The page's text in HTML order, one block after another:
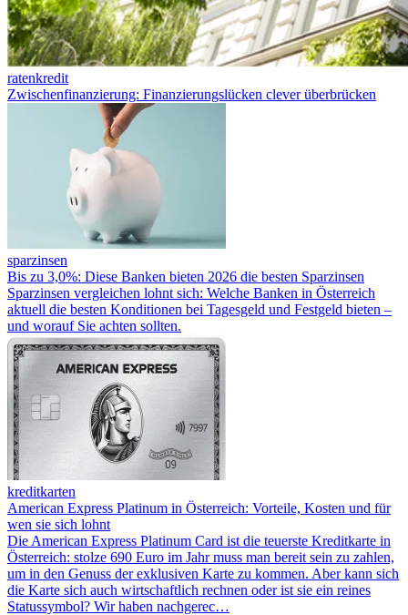
ratenkredit
Zwischenfinanzierung: Finanzierungslücken clever überbrücken
sparzinsen
Bis zu 3,0%: Diese Banken bieten 2026 die besten Sparzinsen
Sparzinsen vergleichen lohnt sich: Welche Banken in Österreich
aktuell die besten Konditionen bei Tagesgeld und Festgeld bieten –
und worauf Sie achten sollten.
kreditkarten
American Express Platinum in Österreich: Vorteile, Kosten und für
wen sie sich lohnt
Die American Express Platinum Card ist die teuerste Kreditkarte in
Österreich: stolze 690 Euro im Jahr muss man bereit sein zu zahlen,
um in den Genuss der exklusiven Karte zu kommen. Aber kann sich
die Karte sich auch wirtschaftlich rechnen oder ist sie ein reines
Statussymbol? Wir haben nachgerec…